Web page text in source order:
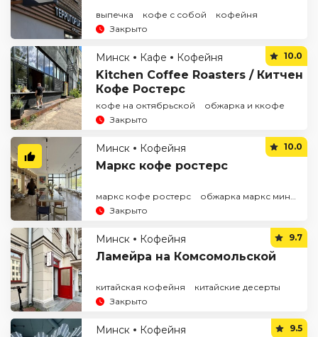
выпечка кофе с собой
кофейня
Закрыто
Минск Кафе Кофейня
Kitchen Coffee Roasters / Китчен
Кофе Ростерс
10.0
кофе на октябрьской
обжарка и ккофе
Закрыто
Минск Кофейня
Маркс кофе ростерс
10.0
маркс кофе ростерс
обжарка маркс минск
Закрыто
Минск Кофейня
Ламейра на Комсомольской
9.7
китайская кофейня
китайские десерты
Закрыто
Минск Кофейня 9.5